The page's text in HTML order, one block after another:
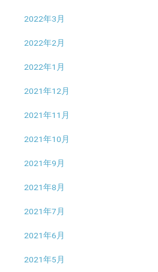
2022年3月
2022年2月
2022年1月
2021年12月
2021年11月
2021年10月
2021年9月
2021年8月
2021年7月
2021年6月
2021年5月